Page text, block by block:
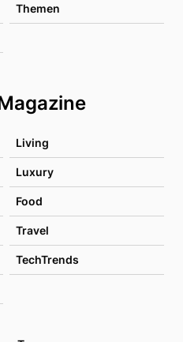
Themen
Living
Luxury
Food
Travel
TechTrends